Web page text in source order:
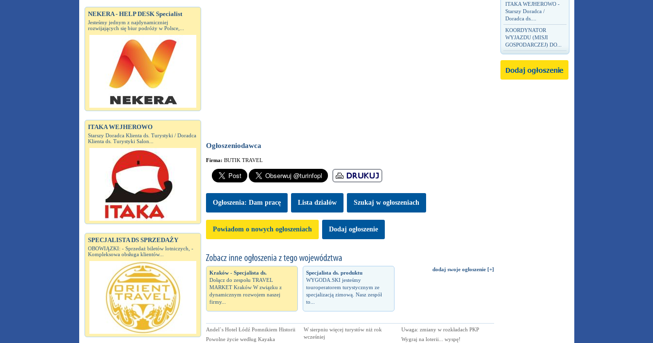
NEKERA - HELP DESK Specialist
Jesteśmy jednym z najdynamiczniej
rozwijających się biur podróży w Polsce,...
ITAKA WEJHEROWO
Starszy Doradca Klienta ds. Turystyki / Doradca
Klienta ds. Turystyki Salon...
SPECJALISTA DS SPRZEDAŻY
OBOWIĄZKI: - Sprzedaż biletów lotniczych, -
Kompleksowa obsługa klientów...
ITAKA WEJHEROWO -
Starszy Doradca /
Doradca ds....
KOORDYNATOR
WYJAZDU (MISJI
GOSPODARCZEJ) DO...
Ogłoszeniodawca
Firma: BUTIK TRAVEL
Ogłoszenia: Dam pracę Lista dzialów Szukaj w ogłoszeniach
Powiadom o nowych ogłoszeniach Dodaj ogłoszenie
Kraków - Specjalista ds.
Dołącz do zespołu TRAVEL
MARKET Kraków W związku z
dynamicznym rozwojem naszej
firmy...
Specjalista ds. produktu
WYGODA.SKI jesteśmy
touroperatorem turystycznym ze
specjalizacją zimową. Nasz zespół
to...
dodaj swoje ogłoszenie [+]
Andel`s Hotel Łódź Pomnikiem Historii
Powolne życie według Kayaka
W sierpniu więcej turystów niż rok
wcześniej
Uwaga: zmiany w rozkładach PKP
Wygraj na loterii... wyspę!